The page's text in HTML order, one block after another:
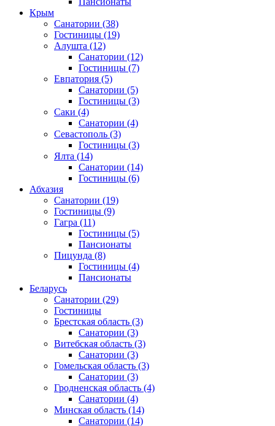
Крым
Санатории (38)
Гостиницы (19)
Алушта (12)
Санатории (12)
Гостиницы (7)
Евпатория (5)
Санатории (5)
Гостиницы (3)
Саки (4)
Санатории (4)
Севастополь (3)
Гостиницы (3)
Ялта (14)
Санатории (14)
Гостиницы (6)
Абхазия
Санатории (19)
Гостиницы (9)
Гагра (11)
Гостиницы (5)
Пансионаты
Пицунда (8)
Гостиницы (4)
Пансионаты
Беларусь
Санатории (29)
Гостиницы
Брестская область (3)
Санатории (3)
Витебская область (3)
Санатории (3)
Гомельская область (3)
Санатории (3)
Гродненская область (4)
Санатории (4)
Минская область (14)
Санатории (14)